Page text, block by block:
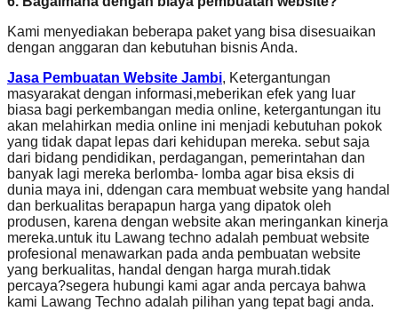
Kami menyediakan beberapa paket yang bisa disesuaikan
dengan anggaran dan kebutuhan bisnis Anda.
Jasa Pembuatan Website Jambi, Ketergantungan
masyarakat dengan informasi,meberikan efek yang luar
biasa bagi perkembangan media online, ketergantungan itu
akan melahirkan media online ini menjadi kebutuhan pokok
yang tidak dapat lepas dari kehidupan mereka. sebut saja
dari bidang pendidikan, perdagangan, pemerintahan dan
banyak lagi mereka berlomba- lomba agar bisa eksis di
dunia maya ini, ddengan cara membuat website yang handal
dan berkualitas berapapun harga yang dipatok oleh
produsen, karena dengan website akan meringankan kinerja
mereka.untuk itu Lawang techno adalah pembuat website
profesional menawarkan pada anda pembuatan website
yang berkualitas, handal dengan harga murah.tidak
percaya?segera hubungi kami agar anda percaya bahwa
kami Lawang Techno adalah pilihan yang tepat bagi anda.